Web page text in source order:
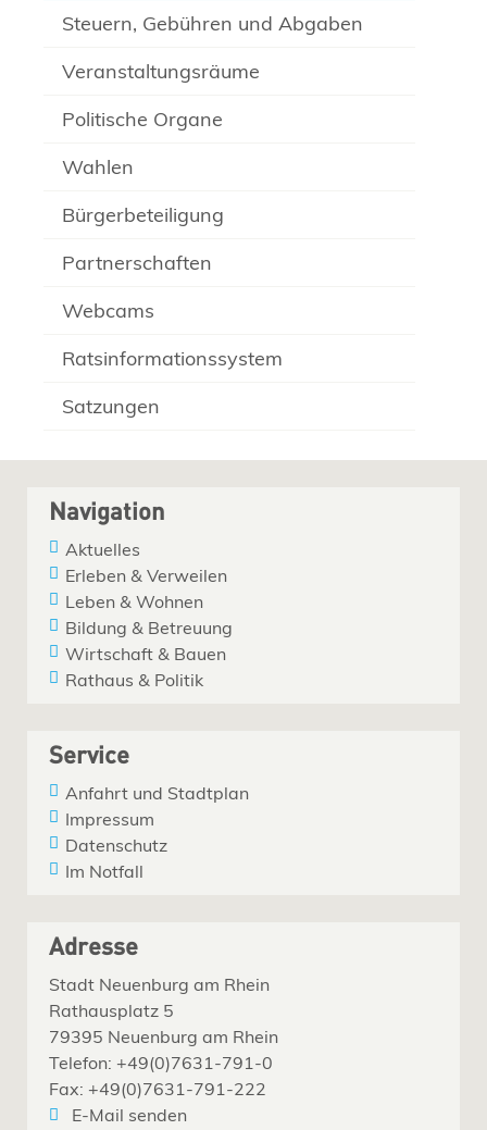
Steuern, Gebühren und Abgaben
Veranstaltungsräume
Politische Organe
Wahlen
Bürgerbeteiligung
Partnerschaften
Webcams
Ratsinformationssystem
Satzungen
Navigation
Aktuelles
Erleben & Verweilen
Leben & Wohnen
Bildung & Betreuung
Wirtschaft & Bauen
Rathaus & Politik
Service
Anfahrt und Stadtplan
Impressum
Datenschutz
Im Notfall
Adresse
Stadt Neuenburg am Rhein
Rathausplatz 5
79395 Neuenburg am Rhein
Telefon: +49(0)7631-791-0
Fax: +49(0)7631-791-222
E-Mail senden